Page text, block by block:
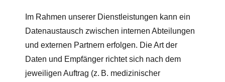
Im Rahmen unserer Dienstleistungen kann ein
Datenaustausch zwischen internen Abteilungen
und externen Partnern erfolgen. Die Art der
Daten und Empfänger richtet sich nach dem
jeweiligen Auftrag (z. B. medizinischer